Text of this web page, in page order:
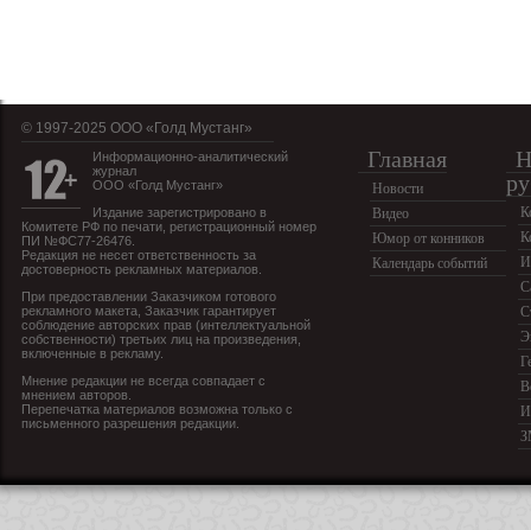
© 1997-2025 OOO «Голд Мустанг»
Информационно-аналитический
журнал
ООО «Голд Мустанг»
Издание зарегистрировано в
Комитете РФ по печати, регистрационный номер
ПИ №ФС77-26476.
Редакция не несет ответственность за
достоверность рекламных материалов.
При предоставлении Заказчиком готового
рекламного макета, Заказчик гарантирует
соблюдение авторских прав (интеллектуальной
собственности) третьих лиц на произведения,
включенные в рекламу.
Мнение редакции не всегда совпадает с
мнением авторов.
Перепечатка материалов возможна только с
письменного разрешения редакции.
Главная
Новости
Видео
Юмор от конников
Календарь событий